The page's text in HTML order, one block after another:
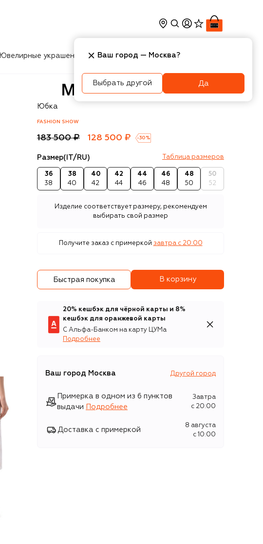
Ювелирные украшения Косметика Интерьер
MVST
Юбка
FASHION SHOW
183 500 ₽ 128 500 ₽ -30 %
Размер(IT/RU) Таблица размеров
36
38
38
40
40
42
42
44
44
46
46
48
48
50
50
52
Изделие соответствует размеру, рекомендуем
выбирать свой размер
Получите заказ с примеркой завтра c 20:00
Быстрая покупка В корзину
20% кешбэк для чёрной карты и 8%
кешбэк для оранжевой карты
С Альфа-Банком на карту ЦУМа
Подробнее
Ваш город Москва Другой город
Примерка в одном из 6 пунктов
выдачи
Подробнее
Завтра
c 20:00
Доставка с примеркой
8 августа
c 10:00
Ваш город — Москва?
Выбрать другой Да